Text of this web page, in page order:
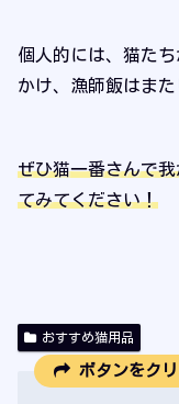
個人的には、猫た
かけ、漁師飯はま
ぜひ猫一番さんで
てみてください！
おすすめ猫用品
ボタンをク